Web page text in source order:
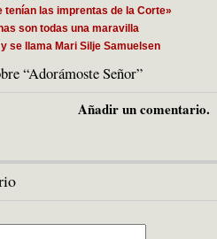
tenían las imprentas de la Corte»
son todas una maravilla
se llama Mari Silje Samuelsen
“Adorámoste Señor”
Añadir un comentario.